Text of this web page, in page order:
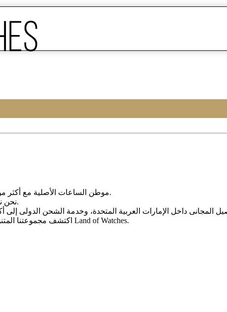
Land of Watches، موطن الساعات الأصلیة مع أکثر من 20 عامًا من الخبرة فی بیع الساعات عبر الإنترنت.
نحنمن أرقى العلامات التجاریة العالمیة.
اکتشف مجموعتنا ، واختر ساعتک المثالیة الیوم من Land of Watches.